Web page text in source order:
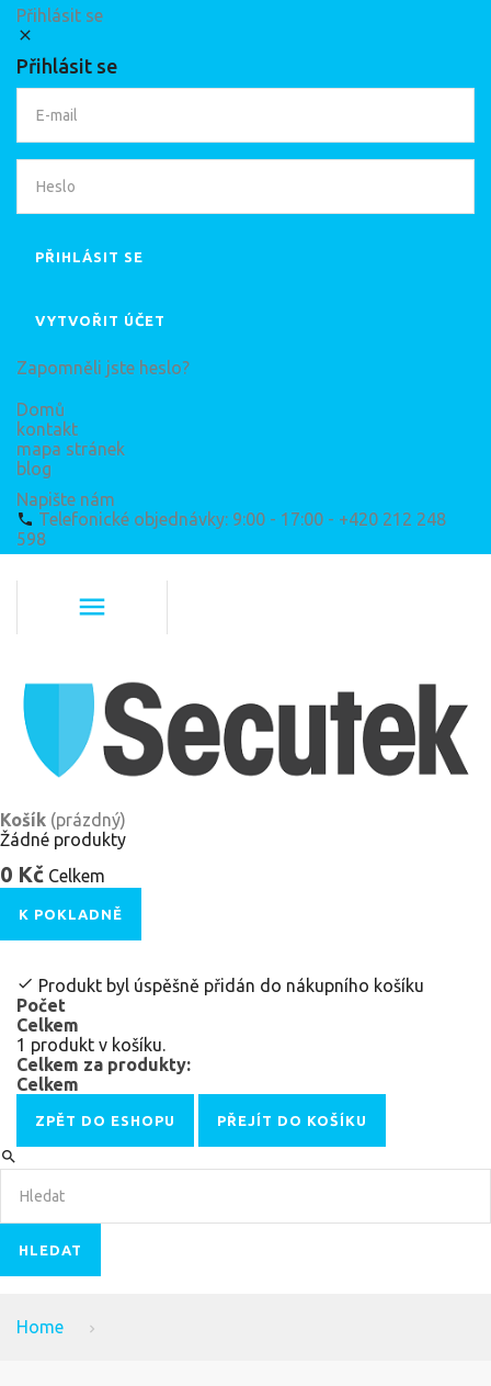
Přihlásit se
Přihlásit se
PŘIHLÁSIT SE
VYTVOŘIT ÚČET
Zapomněli jste heslo?
Domů
kontakt
mapa stránek
blog
Napište nám
Telefonické objednávky: 9:00 - 17:00 - +420 212 248
598
Košík (prázdný)
Žádné produkty
0 Kč Celkem
K POKLADNĚ
Produkt byl úspěšně přidán do nákupního košíku
Počet
Celkem
1 produkt v košíku.
Celkem za produkty:
Celkem
ZPĚT DO ESHOPU PŘEJÍT DO KOŠÍKU
HLEDAT
Home